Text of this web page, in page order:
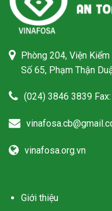
Phòng 204, Viện
Số 65, Phạm Thận
(024) 3846 3839
vinafosa.org.vn
Giới thiệu